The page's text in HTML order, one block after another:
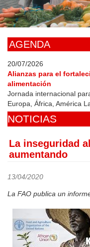
Skip
to
main
AGENDA
20/07/2026
Alianzas para el
alimentación
Jornada internacional
Europa, África, América
NOTICIAS
La inseguridad
aumentando
13/04/2020
La FAO publica un